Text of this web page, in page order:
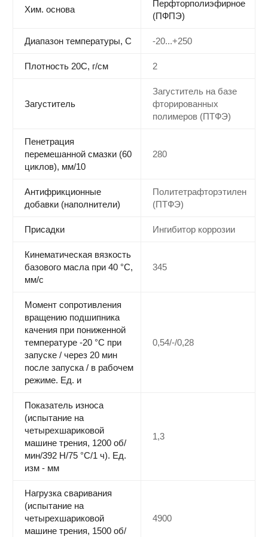
Хим. основа
Перфторполиэфирное
(ПФПЭ)
Диапазон температуры, С -20...+250
Плотность 20С, г/см 2
Загуститель
Загуститель на базе
фторированных
полимеров (ПТФЭ)
Пенетрация
перемешанной смазки (60
циклов), мм/10
280
Антифрикционные
добавки (наполнители)
Политетрафторэтилен
(ПТФЭ)
Присадки Ингибитор коррозии
Кинематическая вязкость
базового масла при 40 °С,
мм/c
345
Момент сопротивления
вращению подшипника
качения при пониженной
температуре -20 °С при
запуске / через 20 мин
после запуска / в рабочем
режиме. Ед. и
0,54/-/0,28
Показатель износа
(испытание на
четырехшариковой
машине трения, 1200 об/
мин/392 Н/75 °C/1 ч). Ед.
изм - мм
1,3
Нагрузка сваривания
(испытание на
четырехшариковой
машине трения, 1500 об/
4900